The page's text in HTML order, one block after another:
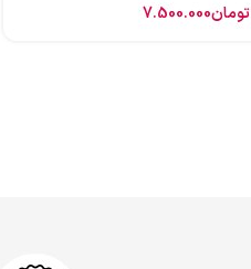
تومان7.500.000